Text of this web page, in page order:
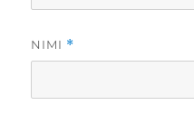
NIMI *